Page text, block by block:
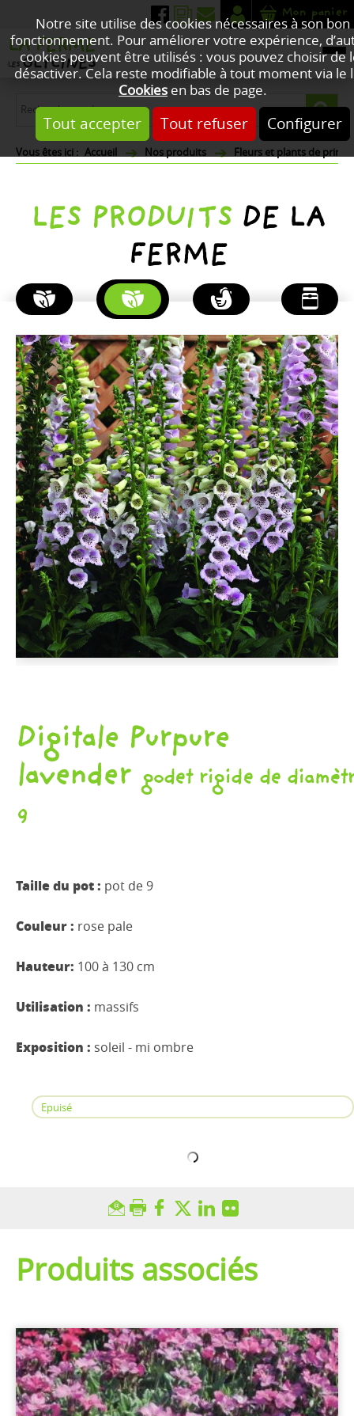
Notre site utilise des cookies nécessaires à son bon
fonctionnement. Pour améliorer votre expérience,
cookies peuvent être utilisés : vous pouvez choisir de
désactiver. Cela reste modifiable à tout moment via le
Cookies en bas de page.
Tout accepter Tout refuser Configurer
Mon panier
Accueil Nos produits Fleurs et plants de
LES PRODUITS DE LA
FERME
PLANTES
D'AUTOMNE
FLEURS
ET
PLANTS
DE
PRINTEMPS
POULETS
ET
PINTADES
PRODUITS
DE
L'ÉPICERIE
Digitale Purpure
lavender godet rigide de
9
Taille du pot : pot de 9
Couleur : rose pale
Hauteur: 100 à 130 cm
Utilisation : massifs
Exposition : soleil - mi ombre
Epuisé
Produits associés